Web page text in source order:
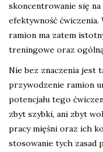
skoncentrowanie się na
efektywność ćwiczenia.
ramion ma zatem
treningowe oraz
Nie bez znaczenia jest
przywodzenie ramion
potencjału tego
zbyt szybki, ani zbyt
pracy mięśni oraz ich
stosowanie tych zasad